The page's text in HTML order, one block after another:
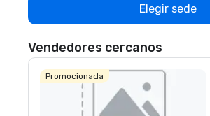
Elegir sede
Vendedores cercanos
Promocionada